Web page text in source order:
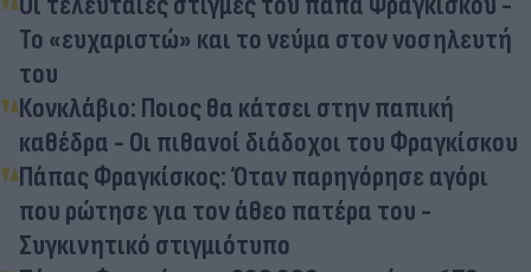
Το «ευχαριστώ» και το νεύμα στον νοσηλευτή
του
Κονκλάβιο: Ποιος θα κάτσει στην παπική
καθέδρα - Οι πιθανοί διάδοχοι του Φραγκίσκου
Πάπας Φραγκίσκος: Όταν παρηγόρησε αγόρι
που ρώτησε για τον άθεο πατέρα του -
Συγκινητικό στιγμιότυπο